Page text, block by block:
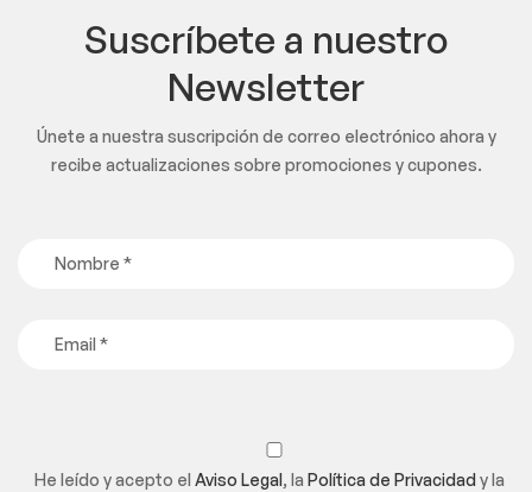
Suscríbete a nuestro
Newsletter
Únete a nuestra suscripción de correo electrónico ahora y
recibe actualizaciones sobre promociones y cupones.
He leído y acepto el Aviso Legal, la Política de Privacidady la